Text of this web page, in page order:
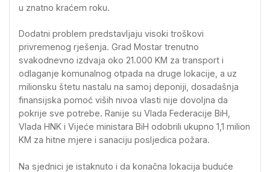
u znatno kraćem roku.
Dodatni problem predstavljaju visoki troškovi
privremenog rješenja. Grad Mostar trenutno
svakodnevno izdvaja oko 21.000 KM za transport i
odlaganje komunalnog otpada na druge lokacije, a uz
milionsku štetu nastalu na samoj deponiji, dosadašnja
finansijska pomoć viših nivoa vlasti nije dovoljna da
pokrije sve potrebe. Ranije su Vlada Federacije BiH,
Vlada HNK i Vijeće ministara BiH odobrili ukupno 1,1 milion
KM za hitne mjere i sanaciju posljedica požara.
Na sjednici je istaknuto i da konačna lokacija buduće